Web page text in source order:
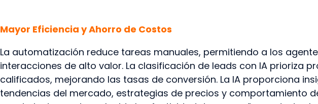
Mayor Eficiencia y Ahorro de Costos
La automatización reduce tareas manuales, permitiendo a los
interacciones de alto valor. La clasificación de leads con IA prioriza
calificados, mejorando las tasas de conversión. La IA proporciona
tendencias del mercado, estrategias de precios y comportamiento